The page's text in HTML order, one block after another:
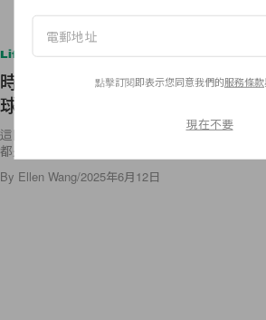
Lifestyle
時髦避暑：Burberry 快閃英國的
球場、泳池邊... 都是格紋！
這間飯店已經存在夢幻清單很久了😍入住還有
都是 Burberry！
By Ellen Wang/2025年6月12日
點擊訂閱即表示您同意我們的服務條款
現在不要